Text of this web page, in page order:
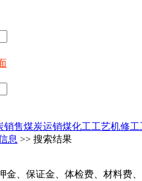
销售煤炭运销煤化工工艺机修工
息 >> 搜索结果
金、保证金、体检费、材料费